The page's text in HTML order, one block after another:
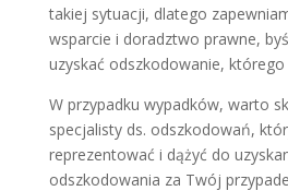
takiej sytuacji, dlatego
wsparcie i doradztwo prawne,
uzyskać odszkodowanie,
W przypadku wypadków, warto
specjalisty ds. odszkodowań,
reprezentować i dążyć do
odszkodowania za Twój